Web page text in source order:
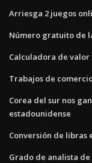
Arriesga 2 juegos
Número gratuito de
Calculadora de
Trabajos de
Corea del sur nos
estadounidense
Conversión de libras
Grado de analista de